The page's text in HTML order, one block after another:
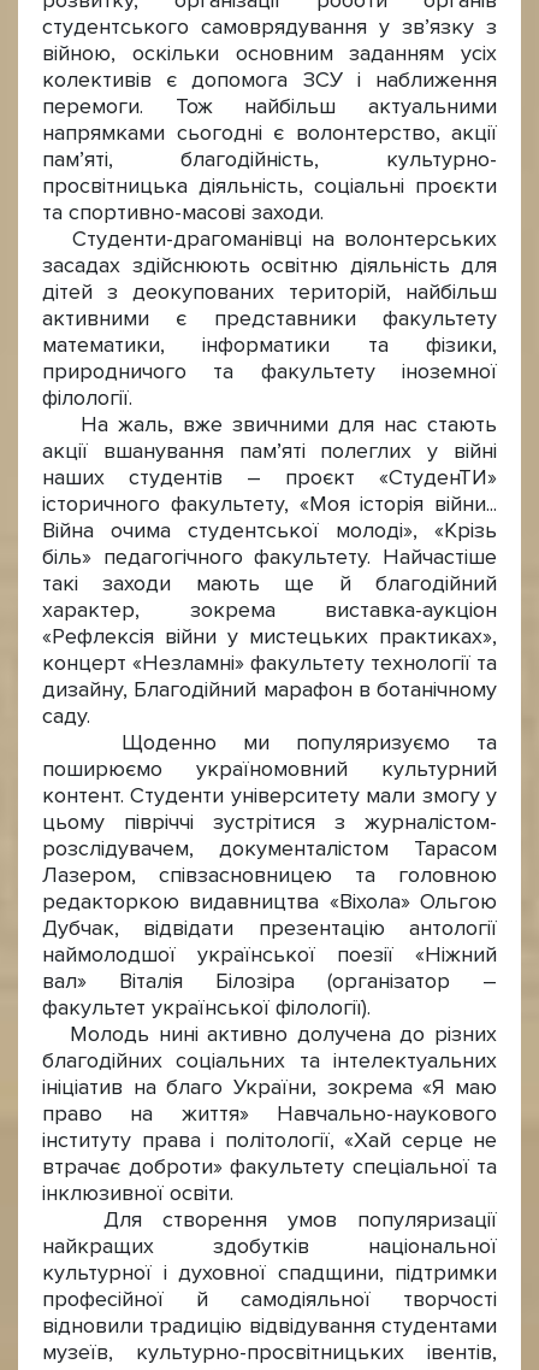
студентського самоврядування у зв’язку з
війною, оскільки основним заданням усіх
колективів є допомога ЗСУ і наближення
перемоги. Тож найбільш актуальними
напрямками сьогодні є волонтерство, акції
пам’яті, благодійність, культурно-
просвітницька діяльність, соціальні проєкти
та спортивно-масові заходи.
Студенти-драгоманівці на волонтерських
засадах здійснюють освітню діяльність для
дітей з деокупованих територій, найбільш
активними є представники факультету
математики, інформатики та фізики,
природничого та факультету іноземної
філології.
На жаль, вже звичними для нас стають
акції вшанування пам’яті полеглих у війні
наших студентів – проєкт «СтуденТИ»
історичного факультету, «Моя історія війни...
Війна очима студентської молоді», «Крізь
біль» педагогічного факультету. Найчастіше
такі заходи мають ще й благодійний
характер, зокрема виставка-аукціон
«Рефлексія війни у мистецьких практиках»,
концерт «Незламні» факультету технології та
дизайну, Благодійний марафон в ботанічному
саду.
Щоденно ми популяризуємо та
поширюємо україномовний культурний
контент. Студенти університету мали змогу у
цьому півріччі зустрітися з журналістом-
розслідувачем, документалістом Тарасом
Лазером, співзасновницею та головною
редакторкою видавництва «Віхола» Ольгою
Дубчак, відвідати презентацію антології
наймолодшої української поезії «Ніжний
вал» Віталія Білозіра (організатор –
факультет української філології).
Молодь нині активно долучена до різних
благодійних соціальних та інтелектуальних
ініціатив на благо України, зокрема «Я маю
право на життя» Навчально-наукового
інституту права і політології, «Хай серце не
втрачає доброти» факультету спеціальної та
інклюзивної освіти.
Для створення умов популяризації
найкращих здобутків національної
культурної і духовної спадщини, підтримки
професійної й самодіяльної творчості
відновили традицію відвідування студентами
музеїв, культурно-просвітницьких івентів,